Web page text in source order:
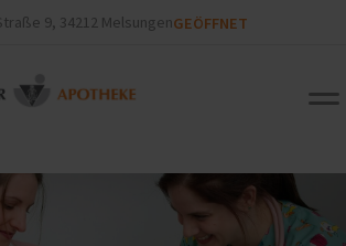
9, 34212 MelsungenGEÖFFNET